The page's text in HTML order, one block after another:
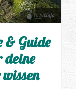
& Guide
deine